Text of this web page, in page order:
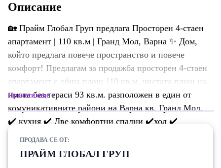
Описание
🏡 Прайм Глобал Груп предлага Просторен 4-стаен
апартамент | 110 кв.м | Гранд Мол, Варна ✨ Дом,
който предлага повече пространство и повече
комфорт! Предлагам за продажба просторен 4-стаен
апартамент с обща площ 110 кв.м, чистата площ на
имота без тераси 93 кв.м. разположен в един от
комуникативните райони на Варна кв. Гранд Мол.
✔️ кухня ✔️ Две комфортни спални ✔️хол ✔️
тоалетна ✔️ Асансьор ✔️ Отличен избор както за
Прочети още
ПРОДАВА СЕ ОТ:
ПРАЙМ ГЛОБАЛ ГРУП